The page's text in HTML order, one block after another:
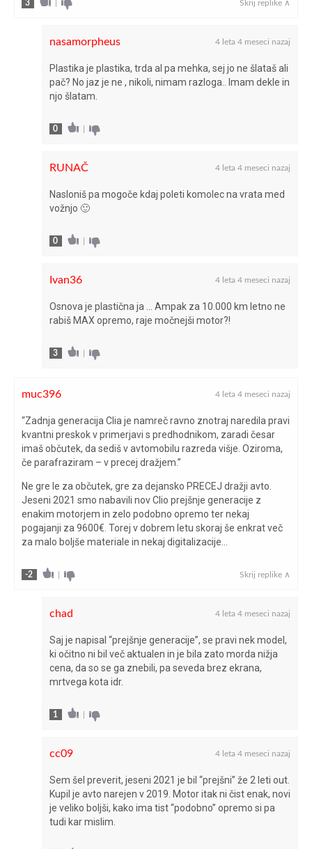
vrsta motorja turbobencinski
vrtina × gib (mm) 72,2 x 81,3
zavore spredaj/zadaj kolutne/kolutne
3 Skrij replike ∧
nasamorpheus 4 leta 4 meseci nazaj
Plastika je plastika, trda al pa mehka, sej jo ne šlataš ali
pač? No jaz je ne , nikoli, nimam razloga.. Imam dekle in
njo šlatam.
0
RUNAČ 4 leta 4 meseci nazaj
Nasloniš pa mogoče kdaj poleti komolec na vrata med
vožnjo 🙂
0
Ivan36 4 leta 4 meseci nazaj
Osnova je plastična ja … Ampak za 10.000 km letno ne
rabiš MAX opremo, raje močnejši motor?!
3
muc396 4 leta 4 meseci nazaj
“Zadnja generacija Clia je namreč ravno znotraj naredila pravi
kvantni preskok v primerjavi s predhodnikom, zaradi česar
imaš občutek, da sediš v avtomobilu razreda višje. Oziroma,
če parafraziram – v precej dražjem.”
Ne gre le za občutek, gre za dejansko PRECEJ dražji avto.
Jeseni 2021 smo nabavili nov Clio prejšnje generacije z
enakim motorjem in zelo podobno opremo ter nekaj
pogajanji za 9600€. Torej v dobrem letu skoraj še enkrat več
za malo boljše materiale in nekaj digitalizacije…
-2 Skrij replike ∧
chad 4 leta 4 meseci nazaj
Saj je napisal “prejšnje generacije”, se pravi nek model,
ki očitno ni bil več aktualen in je bila zato morda nižja
cena, da so se ga znebili, pa seveda brez ekrana,
mrtvega kota idr.
1
cc09 4 leta 4 meseci nazaj
Sem šel preverit, jeseni 2021 je bil “prejšni” že 2 leti out.
Kupil je avto narejen v 2019. Motor itak ni čist enak, novi
je veliko boljši, kako ima tist “podobno” opremo si pa
tudi kar mislim.